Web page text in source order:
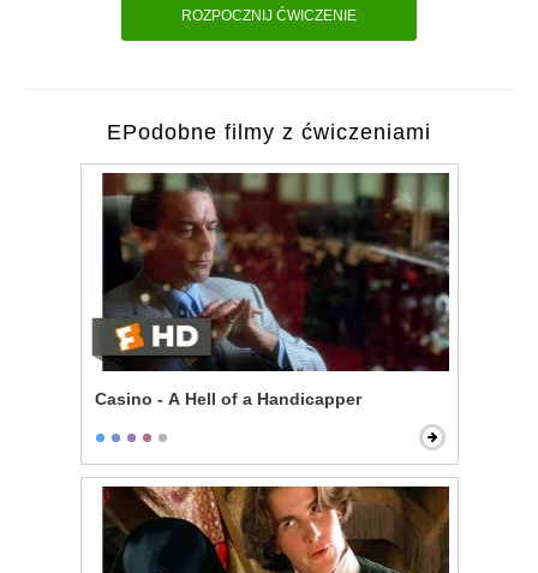
ROZPOCZNIJ ĆWICZENIE
EPodobne filmy z ćwiczeniami
Casino - A Hell of a Handicapper